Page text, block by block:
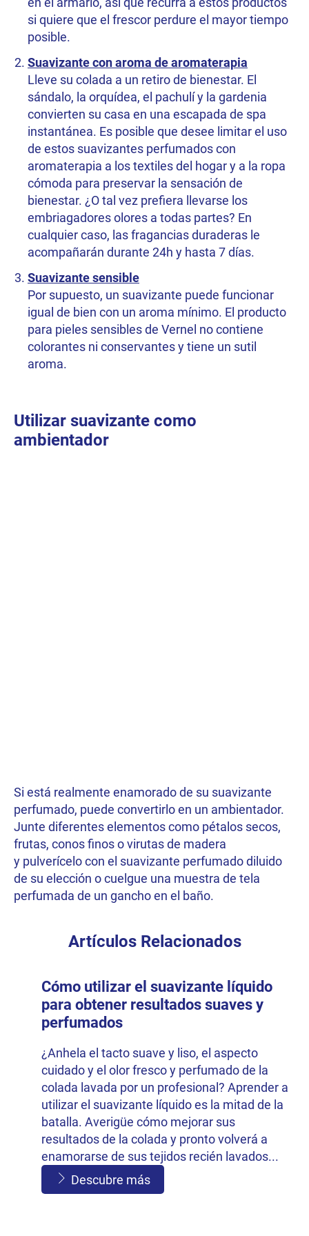
si quiere que el frescor perdure el mayor tiempo
posible.
Suavizante con aroma de aromaterapia
Lleve su colada a un retiro de bienestar. El
sándalo, la orquídea, el pachulí y la gardenia
convierten su casa en una escapada de spa
instantánea. Es posible que desee limitar el uso
de estos suavizantes perfumados con
aromaterapia a los textiles del hogar y a la ropa
cómoda para preservar la sensación de
bienestar. ¿O tal vez prefiera llevarse los
embriagadores olores a todas partes? En
cualquier caso, las fragancias duraderas le
acompañarán durante 24h y hasta 7 días.
Suavizante sensible
Por supuesto, un suavizante puede funcionar
igual de bien con un aroma mínimo. El producto
para pieles sensibles de Vernel no contiene
colorantes ni conservantes y tiene un sutil
aroma.
Utilizar suavizante como
ambientador
Si está realmente enamorado de su suavizante
perfumado, puede convertirlo en un ambientador.
Junte diferentes elementos como pétalos secos,
frutas, conos finos o virutas de madera
y pulverícelo con el suavizante perfumado diluido
de su elección o cuelgue una muestra de tela
perfumada de un gancho en el baño.
Artículos Relacionados
Cómo utilizar el suavizante líquido
para obtener resultados suaves y
perfumados
¿Anhela el tacto suave y liso, el aspecto
cuidado y el olor fresco y perfumado de la
colada lavada por un profesional? Aprender a
utilizar el suavizante líquido es la mitad de la
batalla. Averigüe cómo mejorar sus
resultados de la colada y pronto volverá a
enamorarse de sus tejidos recién lavados...
Descubre más